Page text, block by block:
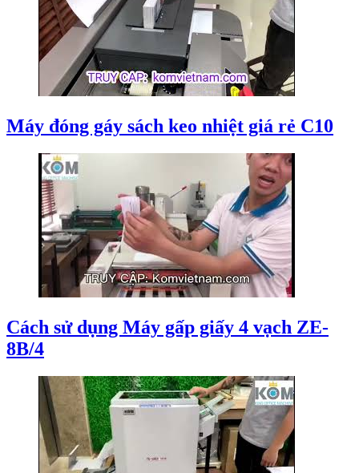
Máy đóng gáy sách keo nhiệt giá rẻ C10
Cách sử dụng Máy gấp giấy 4 vạch ZE-
8B/4